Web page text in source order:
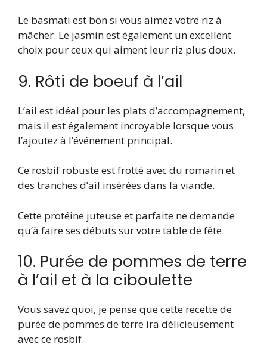
Le basmati est bon si vous aimez votre riz à
mâcher. Le jasmin est également un excellent
choix pour ceux qui aiment leur riz plus doux.
9. Rôti de boeuf à l’ail
L’ail est idéal pour les plats d’accompagnement,
mais il est également incroyable lorsque vous
l’ajoutez à l’événement principal.
Ce rosbif robuste est frotté avec du romarin et
des tranches d’ail insérées dans la viande.
Cette protéine juteuse et parfaite ne demande
qu’à faire ses débuts sur votre table de fête.
10. Purée de pommes de terre
à l’ail et à la ciboulette
Vous savez quoi, je pense que cette recette de
purée de pommes de terre ira délicieusement
avec ce rosbif.